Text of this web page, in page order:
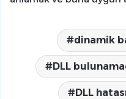
dinamik
DLL
DLL